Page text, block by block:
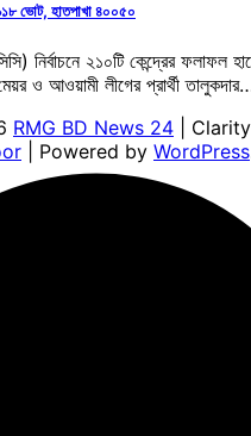
ভোট, হাতপাখা ৪০০৫০
নির্বাচনে ২১০টি কেন্দ্রের ফলাফল
ও আওয়ামী লীগের প্রার্থী
RMG BD News 24 |
| Powered by WordPress